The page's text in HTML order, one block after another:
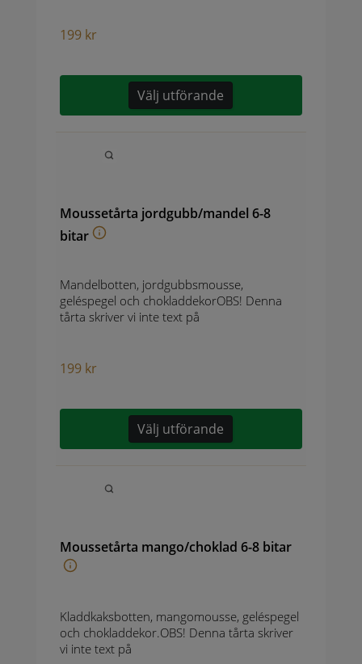
199 kr
Välj utförande
Moussetårta jordgubb/mandel 6-8
bitar
Mandelbotten, jordgubbsmousse,
geléspegel och chokladdekorOBS! Denna
tårta skriver vi inte text på
199 kr
Välj utförande
Moussetårta mango/choklad 6-8 bitar
Kladdkaksbotten, mangomousse, geléspegel
och chokladdekor.OBS! Denna tårta skriver
vi inte text på